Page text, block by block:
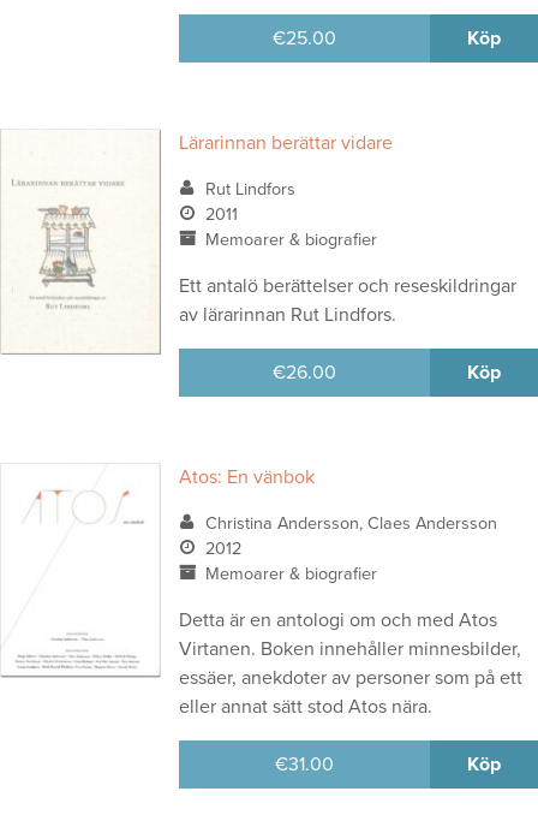
€25.00 Köp
Lärarinnan berättar vidare
Rut Lindfors
2011
Memoarer & biografier
Ett antalö berättelser och reseskildringar
av lärarinnan Rut Lindfors.
€26.00 Köp
Atos: En vänbok
Christina Andersson, Claes Andersson
2012
Memoarer & biografier
Detta är en antologi om och med Atos
Virtanen. Boken innehåller minnesbilder,
essäer, anekdoter av personer som på ett
eller annat sätt stod Atos nära.
€31.00 Köp